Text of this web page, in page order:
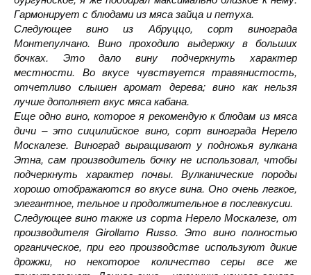
Гармонирует с блюдами из мяса зайца и петуха.
Следующее вино из Абруццо, сорт винограда
Монтепулчано. Вино проходило выдержку в больших
бочках. Это дало вину подчеркнуть характер
местности. Во вкусе чувствуется травянистость,
отчетливо слышен аромат дерева; вино как нельзя
лучше дополняет вкус мяса кабана.
Еще одно вино, которое я рекомендую к блюдам из мяса
дичи – это сицилийское вино, сорт винограда Нерело
Москалезе. Виноград выращивают у подножья вулкана
Этна, сам производитель бочку не использовал, чтобы
подчеркнуть характер почвы. Вулканические породы
хорошо отображаются во вкусе вина. Оно очень легкое,
элегантное, тельное и продолжительное в послевкусии.
Следующее вино также из сорта Нерело Москалезе, от
производителя Girollamo Russo. Это вино полностью
органическое, при его производстве используют дикие
дрожжи, но некоторое количество серы все же